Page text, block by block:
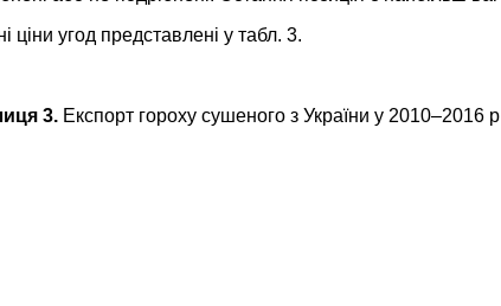
угод представлені у табл. 3.
3.Експорт гороху сушеного з України у 2010–2016